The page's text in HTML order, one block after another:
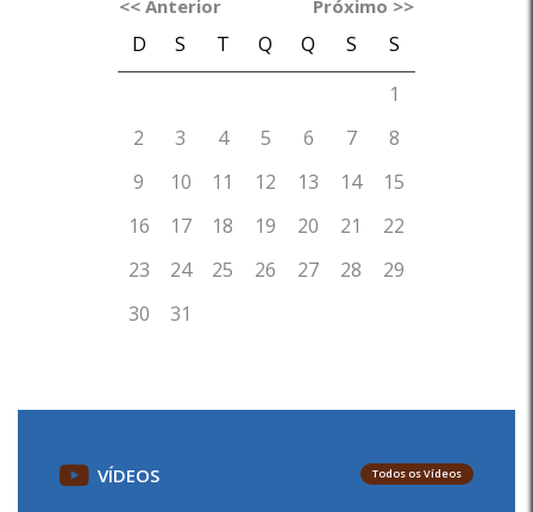
VÍDEOS Todos os Vídeos